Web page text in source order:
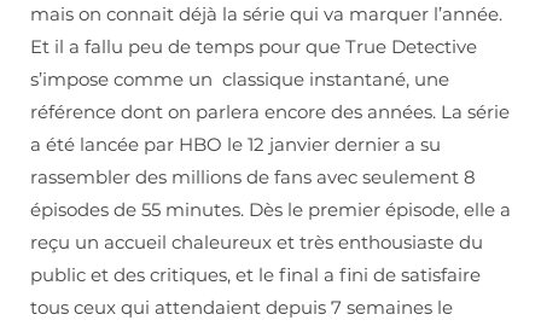
mais on connait déjà la série qui va marquer l’année.
Et il a fallu peu de temps pour que True Detective
s’impose comme un classique instantané, une
référence dont on parlera encore des années. La série
a été lancée par HBO le 12 janvier dernier a su
rassembler des millions de fans avec seulement 8
épisodes de 55 minutes. Dès le premier épisode, elle a
reçu un accueil chaleureux et très enthousiaste du
public et des critiques, et le final a fini de satisfaire
tous ceux qui attendaient depuis 7 semaines le